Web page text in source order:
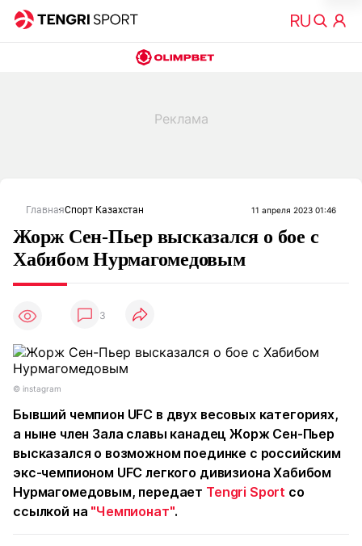
ГлавнаяСпорт Казахстан 11 апреля 2023 01:46
Жорж Сен-Пьер высказался о бое с
Хабибом Нурмагомедовым
3
© instagram
Бывший чемпион UFC в двух весовых категориях,
а ныне член Зала славы канадец Жорж Сен-Пьер
высказался о возможном поединке с российским
экс-чемпионом UFC легкого дивизиона Хабибом
Нурмагомедовым, передает Tengri Sport со
ссылкой на "Чемпионат".